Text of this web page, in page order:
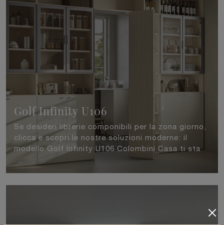
Golf Infinity U106
Se desideri librerie componibili per la zona giorno,
clicca e scopri le nostre soluzioni moderne: il
modello Golf Infinity U106 Colombini Casa ti sta